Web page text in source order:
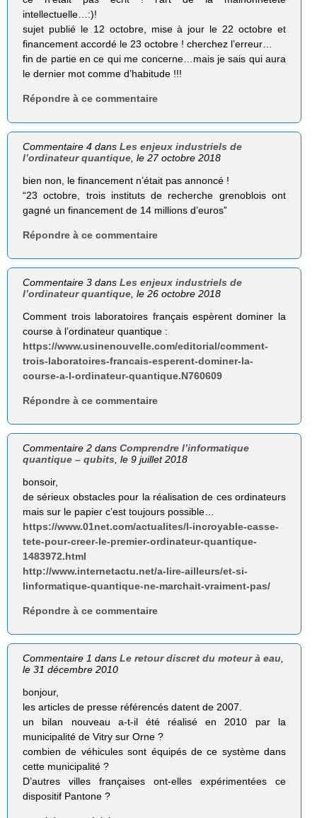
intellectuelle…:)!
sujet publié le 12 octobre, mise à jour le 22 octobre et
financement accordé le 23 octobre ! cherchez l’erreur…
fin de partie en ce qui me concerne…mais je sais qui aura
le dernier mot comme d’habitude !!!
Répondre à ce commentaire
Commentaire 4 dansLes enjeux industriels de
l’ordinateur quantique , le 27 octobre 2018
bien non, le financement n’était pas annoncé !
“23 octobre, trois instituts de recherche grenoblois ont
gagné un financement de 14 millions d’euros”
Répondre à ce commentaire
Commentaire 3 dansLes enjeux industriels de
l’ordinateur quantique , le 26 octobre 2018
Comment trois laboratoires français espèrent dominer la
course à l’ordinateur quantique :
https://www.usinenouvelle.com/editorial/comment-
trois-laboratoires-francais-esperent-dominer-la-
course-a-l-ordinateur-quantique.N760609
Répondre à ce commentaire
Commentaire 2 dansComprendre l’informatique
quantique – qubits , le 9 juillet 2018
bonsoir,
de sérieux obstacles pour la réalisation de ces ordinateurs
mais sur le papier c’est toujours possible…
https://www.01net.com/actualites/l-incroyable-casse-
tete-pour-creer-le-premier-ordinateur-quantique-
1483972.html
http://www.internetactu.net/a-lire-ailleurs/et-si-
linformatique-quantique-ne-marchait-vraiment-pas/
Répondre à ce commentaire
Commentaire 1 dansLe retour discret du moteur à eau,
le 31 décembre 2010
bonjour,
les articles de presse référencés datent de 2007.
un bilan nouveau a-t-il été réalisé en 2010 par la
municipalité de Vitry sur Orne ?
combien de véhicules sont équipés de ce système dans
cette municipalité ?
D’autres villes françaises ont-elles expérimentées ce
dispositif Pantone ?